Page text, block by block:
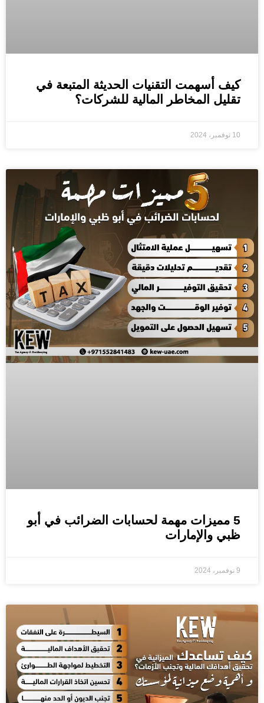
كيف أسهمت التقنيات الحديثة المتبعة في
تقليل المخاطر المالية للشركات؟
10 نوفمبر، 2024
5 مميزات مهمة لحسابات الضرائب في أبو
ظبي والإمارات
9 نوفمبر، 2024